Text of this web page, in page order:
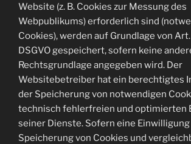
Website (z. B. Cookies zur Messung des
Webpublikums) erforderlich sind
Cookies), werden auf Grundlage von
DSGVO gespeichert, sofern keine
Rechtsgrundlage angegeben wird. Der
Websitebetreiber hat ein berechtigtes
der Speicherung von notwendigen
technisch fehlerfreien und optimierten
seiner Dienste. Sofern eine Einwilligung
Speicherung von Cookies und